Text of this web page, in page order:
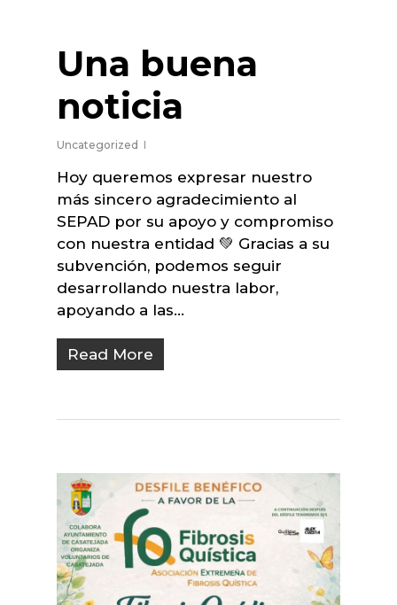
Una buena
noticia
Uncategorized
Hoy queremos expresar nuestro
más sincero agradecimiento al
SEPAD por su apoyo y compromiso
con nuestra entidad 💚 Gracias a su
subvención, podemos seguir
desarrollando nuestra labor,
apoyando a las…
Read More